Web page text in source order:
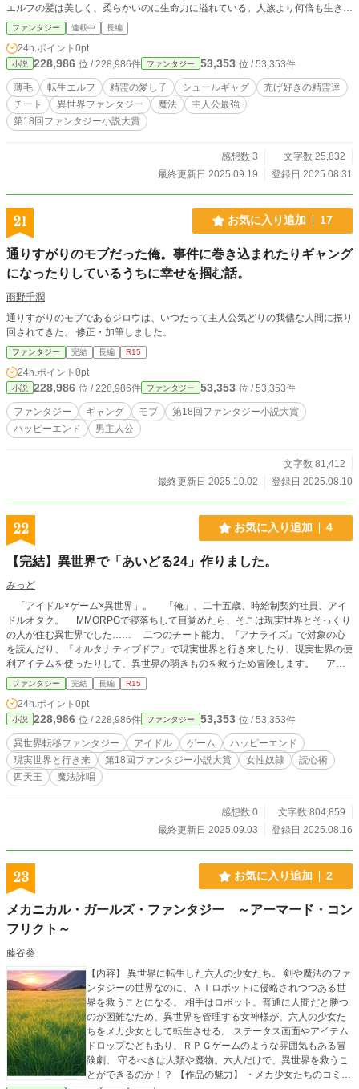
エルフの髪は美しく、柔らかいのに生命力に溢れている。人族より何倍も生きる
のに、エルフは薄毛に悩まない種族であった。 ここにひとりのエルフがいる。
男の名はハーゲルン。若くして精霊と会話をし、全属性の魔法を操る天才であ
る。ハーゲルンは美男美女揃いのエルフの中でも特に美しい見た目をしていて、
美形を見慣れたエルフでさえ頬を染める美丈夫である。禿げたが。エルフの歴史
上唯一禿げたが。奇跡的に禿げたが。 禿げがきっかけで森に引き籠ったハーゲ
ルンは、今日も禿げ好きの愉快な精霊達に楽しい禿げネタを提供する。
ファンタジー 連載中 長編
24h.ポイント 0pt
小説 228,986 位 / 228,986件 ファンタジー 53,353 位 / 53,353件
薄毛 転生エルフ 精霊の愛し子 シュールギャグ
禿げ好きの精霊達
チート
異世界ファンタジー 魔法
主人公最強
第18回ファンタジー小説大賞
感想数 3
文字数 25,832
最終更新日 2025.09.19
登録日 2025.08.31
21 お気に入り追加 17
通りすがりのモブだった俺。事件に巻き込まれたりギャング
になったりしているうちに幸せを掴む話。
雨野千潤
通りすがりのモブであるジロウは、いつだって主人公気どりの我儘な人間に振り
回されてきた。 修正・加筆しました。
ファンタジー 完結 長編 R15
24h.ポイント 0pt
小説 228,986 位 / 228,986件 ファンタジー 53,353 位 / 53,353件
ファンタジー ギャング モブ
第18回ファンタジー小説大賞
ハッピーエンド
男主人公
文字数 81,412
最終更新日 2025.10.02
登録日 2025.08.10
22 お気に入り追加 4
【完結】異世界で「あいどる24」作りました。
みっど
「アイドル×ゲーム×異世界」。 「俺」、二十五歳、時給制契約社員、アイ
ドルオタク。 ММORPGで寝落ちして目覚めたら、そこは現実世界とそっくり
の人が住む異世界でした…… 二つのチート能力、『アナライズ』で対象の心
を読んだり、『オルタナティブドア』で現実世界と行き来したり、現実世界の便
利アイテムを使ったりして、異世界の弱きものを救うため冒険します。 アイ
ドルとパーティを組んで一緒に冒険してみたい…… アイドル好きの人なら誰
でも一度は考えたであろう妄想をラノベにしてみました。 「アナタの妄想
叶えます」 「誰かの……じゃない、これは『俺（キミ）』の物語」…… 見
つけてくれてありがとうございます。 右も左もわからないど素人です。これ
であってますか？ 意地でも『スキル』を使わないという謎縛りをしていま
す。 一応起承転結を意識しています。最初つまらないからといって、すべて
つまらないとは限りません。 「〇主人公視点」から突然「◇他者視点」にな
ったり、「◆三人称視点」に変更することがあります ご了承ください。 バ
えっ？ただのパクリじゃないかって？ い、いやだなぁ、パクリじゃないで
すよ、 リ、リスペクト、そうリスペクトですよっ！
ファンタジー 完結 長編 R15
24h.ポイント 0pt
小説 228,986 位 / 228,986件 ファンタジー 53,353 位 / 53,353件
異世界転移ファンタジー アイドル ゲーム
ハッピーエンド
現実世界と行き来
第18回ファンタジー小説大賞 女性奴隷
読心術
四天王
魔法詠唱
感想数 0
文字数 804,859
最終更新日 2025.09.03
登録日 2025.08.16
23 お気に入り追加 2
メカニカル・ガールズ・ファンタジー ～アーマード・コン
フリクト～
藤谷葵
【内容】 異世界に転生した六人の少女たち。 剣や魔法のファ
ンタジーの世界なのに、ＡＩロボットに侵略されつつある世
界を救うことになる。 相手はロボット。普通に人間だと勝つ
のが困難なため、異世界を管理する女神様が、六人の少女た
ちをメカ少女として転生させる。 ステータス画面やアイテム
ドロップなどもあり、ＲＰＧゲームのような雰囲気もある冒
険劇。 守るべきは人類や魔物。六人だけで、異世界を救うこ
とができるのか！？ 【作品の魅力】 ・メカ少女たちのコミカ